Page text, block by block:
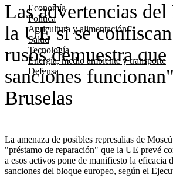
Economía
Política
Agricultura y alimentación
Salud
Tecnología
Energía, medio ambiente y transporte
Defensa
Las advertencias
la UE si se
rusos demuestra que
sanciones
Bruselas
La amenaza de posibles represalias de
"préstamo de reparación" que la UE prevé
a esos activos pone de manifiesto la eficacia
sanciones del bloque europeo, según el